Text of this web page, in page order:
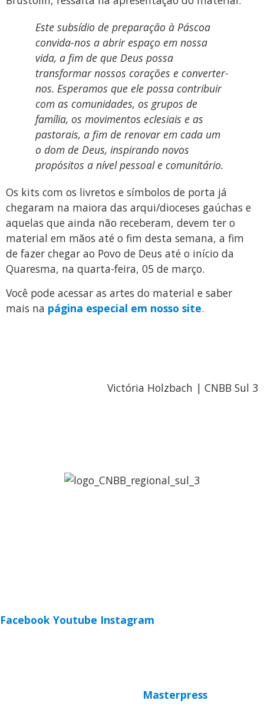
Este subsídio de preparação à Páscoa
convida-nos a abrir espaço em nossa
vida, a fim de que Deus possa
transformar nossos corações e converter-
nos. Esperamos que ele possa contribuir
com as comunidades, os grupos de
família, os movimentos eclesiais e as
pastorais, a fim de renovar em cada um
o dom de Deus, inspirando novos
propósitos a nível pessoal e comunitário.
Os kits com os livretos e símbolos de porta já
chegaram na maiora das arqui/dioceses gaúchas e
aquelas que ainda não receberam, devem ter o
material em mãos até o fim desta semana, a fim
de fazer chegar ao Povo de Deus até o início da
Quaresma, na quarta-feira, 05 de março.
Você pode acessar as artes do material e saber
mais na página especial em nosso site.
Victória Holzbach | CNBB Sul 3
Facebook Youtube Instagram
Masterpress